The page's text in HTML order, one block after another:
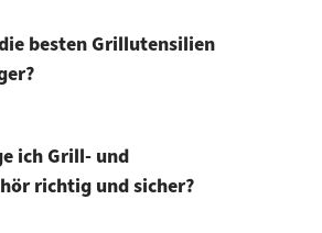
besten Grillutensilien
ich Grill- und
richtig und sicher?